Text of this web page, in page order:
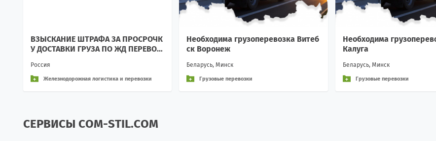
ВЗЫСКАНИЕ ШТРАФА ЗА ПРОСРОЧК
У ДОСТАВКИ ГРУЗА ПО ЖД ПЕРЕВОЗ
Россия
Железнодорожная логистика и перевозки
Необходима грузоперевозка Витеб
ск Воронеж
Беларусь, Минск
Грузовые перевозки
Необходима
Калуга
Беларусь, Минск
Грузовые перевозки
СЕРВИСЫ COM-STIL.COM